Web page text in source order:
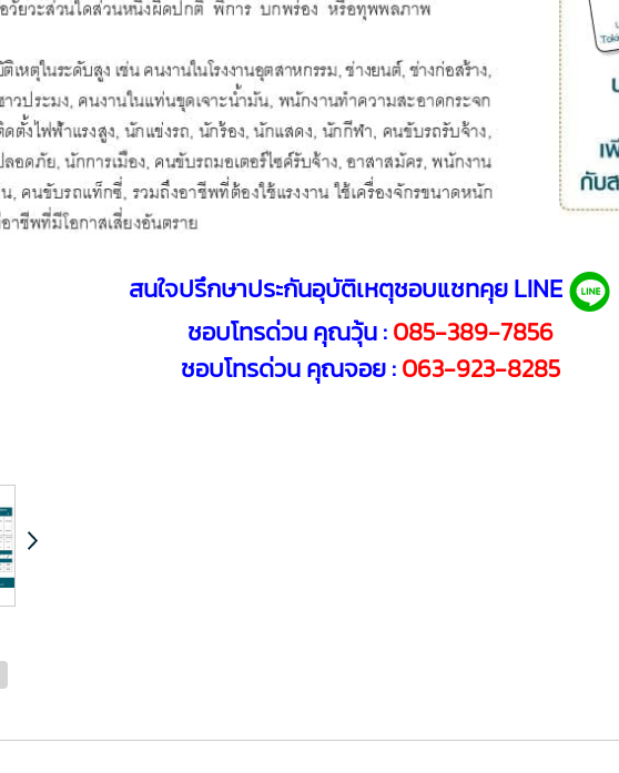
สนใจปรึกษาประกันอุบัติเหตุชอบแชทคุย LINE
ชอบโทรด่วน คุณวุ้น :085-389-7856
ชอบโทรด่วน คุณจอย :063-923-8285